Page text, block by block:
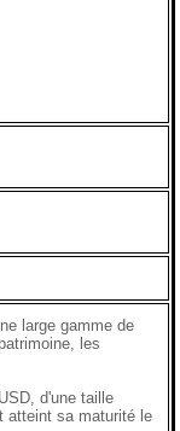
large gamme de
les
d'une taille
atteint sa maturité le